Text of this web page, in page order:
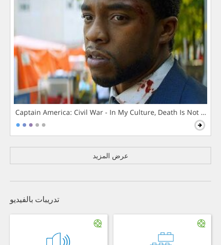
Captain America: Civil War - In My Culture, Death Is Not The
عرض المزيد
تدريبات بالفيديو